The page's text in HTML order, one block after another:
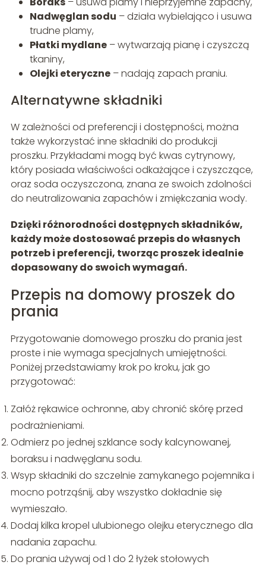
Nadwęglan sodu – działa wybielająco i usuwa
trudne plamy,
Płatki mydlane– wytwarzają pianę i czyszczą
tkaniny,
Olejki eteryczne– nadają zapach praniu.
Alternatywne składniki
W zależności od preferencji i dostępności, można
także wykorzystać inne składniki do produkcji
proszku. Przykładami mogą być kwas cytrynowy,
który posiada właściwości odkażające i czyszczące,
oraz soda oczyszczona, znana ze swoich zdolności
do neutralizowania zapachów i zmiękczania wody.
Dzięki różnorodności dostępnych składników,
każdy może dostosować przepis do własnych
potrzeb i preferencji, tworząc proszek idealnie
dopasowany do swoich wymagań.
Przepis na domowy proszek do
prania
Przygotowanie domowego proszku do prania jest
proste i nie wymaga specjalnych umiejętności.
Poniżej przedstawiamy krok po kroku, jak go
przygotować:
Załóż rękawice ochronne, aby chronić skórę przed
podrażnieniami.
Odmierz po jednej szklance sody kalcynowanej,
boraksu i nadwęglanu sodu.
Wsyp składniki do szczelnie zamykanego pojemnika i
mocno potrząśnij, aby wszystko dokładnie się
wymieszało.
Dodaj kilka kropel ulubionego olejku eterycznego dla
nadania zapachu.
Do prania używaj od 1 do 2 łyżek stołowych